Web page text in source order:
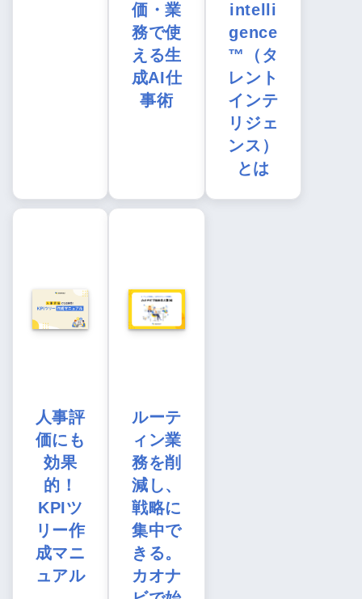
価・業
務で使
える生
成AI仕
事術
intelli
gence
™（タ
レント
インテ
リジェ
ンス）
とは
人事評
価にも
効果
的！
KPIツ
リー作
成マニ
ュアル
ルーテ
ィン業
務を削
減し、
戦略に
集中で
きる。
カオナ